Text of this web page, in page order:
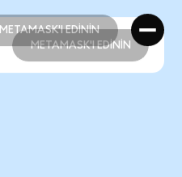
METAMASK'I EDİNİN
METAMASK'I EDİNİN
METAMASK'I EDİNİN